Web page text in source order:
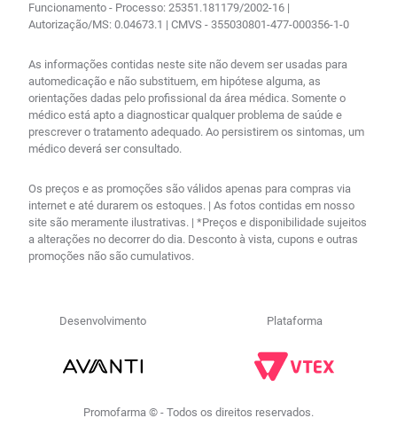
Funcionamento - Processo: 25351.181179/2002-16 |
Autorização/MS: 0.04673.1 | CMVS - 355030801-477-000356-1-0
As informações contidas neste site não devem ser usadas para
automedicação e não substituem, em hipótese alguma, as
orientações dadas pelo profissional da área médica. Somente o
médico está apto a diagnosticar qualquer problema de saúde e
prescrever o tratamento adequado. Ao persistirem os sintomas, um
médico deverá ser consultado.
Os preços e as promoções são válidos apenas para compras via
internet e até durarem os estoques. | As fotos contidas em nosso
site são meramente ilustrativas. | *Preços e disponibilidade sujeitos
a alterações no decorrer do dia. Desconto à vista, cupons e outras
promoções não são cumulativos.
Desenvolvimento Plataforma
Promofarma © - Todos os direitos reservados.